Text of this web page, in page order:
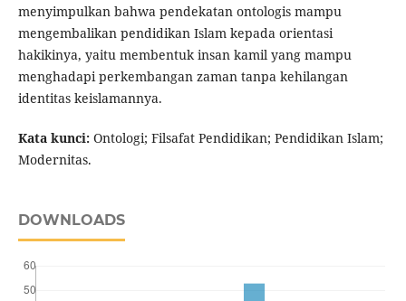
menyimpulkan bahwa pendekatan ontologis mampu
mengembalikan pendidikan Islam kepada orientasi
hakikinya, yaitu membentuk insan kamil yang mampu
menghadapi perkembangan zaman tanpa kehilangan
identitas keislamannya.
Kata kunci: Ontologi; Filsafat Pendidikan; Pendidikan Islam;
Modernitas.
DOWNLOADS